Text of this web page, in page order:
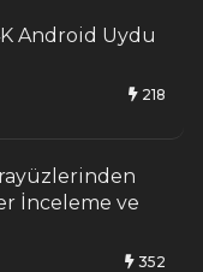
Android Uydu
218
İnceleme ve
352